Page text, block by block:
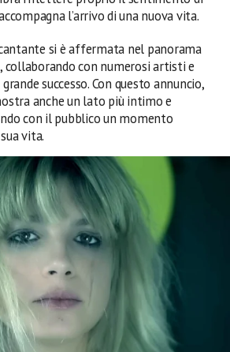
l’arrivo di una nuova vita.
si è affermata nel panorama
collaborando con numerosi artisti e
successo. Con questo annuncio,
anche un lato più intimo e
con il pubblico un momento
vita.